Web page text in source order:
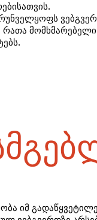
მომხმარებელი
იმ